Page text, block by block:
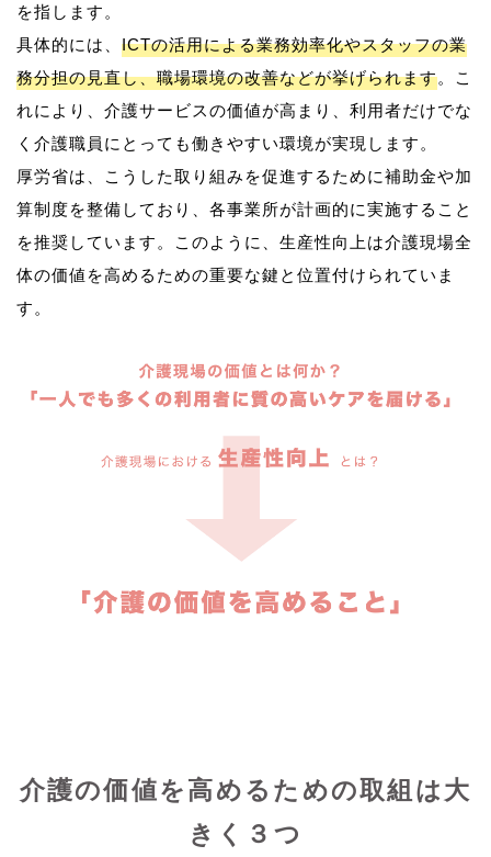
を指します。
具体的には、 ICTの活用による業務効率化やスタッフの業
務分担の見直し、職場環境の改善などが挙げられます。こ
れにより、介護サービスの価値が高まり、利用者だけでな
く介護職員にとっても働きやすい環境が実現します。
厚労省は、こうした取り組みを促進するために補助金や加
算制度を整備しており、各事業所が計画的に実施すること
を推奨しています。このように、生産性向上は介護現場全
体の価値を高めるための重要な鍵と位置付けられていま
介護の価値を高めるための取組は大
きく３つ